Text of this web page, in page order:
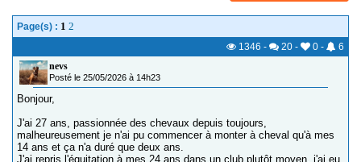
Page(s) : 1 2
1346 - 20 - 0 -
6
nevs
Posté le 25/05/2026 à 14h23
Bonjour,
J'ai 27 ans, passionnée des chevaux depuis toujours,
malheureusement je n'ai pu commencer à monter à cheval qu'à mes
14 ans et ça n'a duré que deux ans.
J'ai repris l'équitation à mes 24 ans dans un club plutôt moyen, j'ai eu